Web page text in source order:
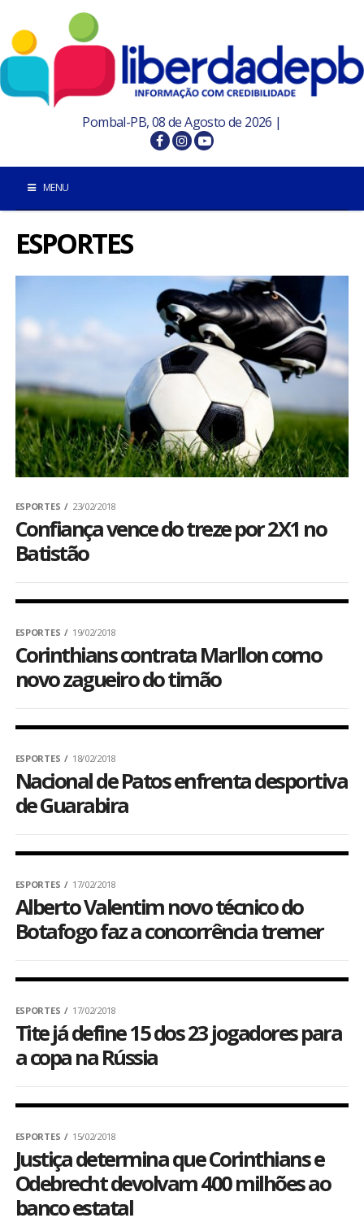
Pombal-PB, 08 de Agosto de 2026 |
MENU
INÍCIO
POMBAL E REGIÃO
PARAÍBA
MUNDO
ESPORTES
ENTRETENIMENTO
ENQUETE
TV LPB
FOTOS
COLUNISTAS
ESPORTES
ESPORTES 23/02/2018
Confiança vence do treze por 2X1 no
Batistão
ESPORTES 19/02/2018
Corinthians contrata Marllon como
novo zagueiro do timão
ESPORTES 18/02/2018
Nacional de Patos enfrenta desportiva
de Guarabira
ESPORTES 17/02/2018
Alberto Valentim novo técnico do
Botafogo faz a concorrência tremer
ESPORTES 17/02/2018
Tite já define 15 dos 23 jogadores para
a copa na Rússia
ESPORTES 15/02/2018
Justiça determina que Corinthians e
Odebrecht devolvam 400 milhões ao
banco estatal